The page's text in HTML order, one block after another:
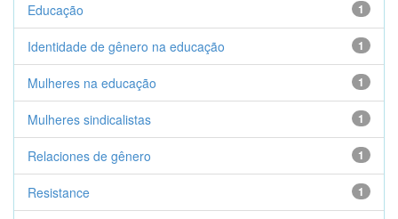
1
Educação
1
Identidade de gênero na educação
1
Mulheres na educação
1
Mulheres sindicalistas
1
Relaciones de gênero
1
Resistance